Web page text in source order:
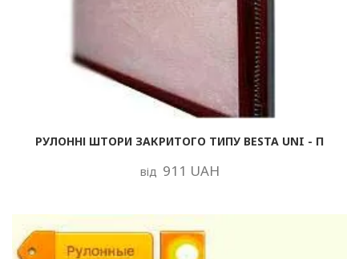
РУЛОННІ ШТОРИ ЗАКРИТОГО ТИПУ BESTA UNI - П
від 911 UAH